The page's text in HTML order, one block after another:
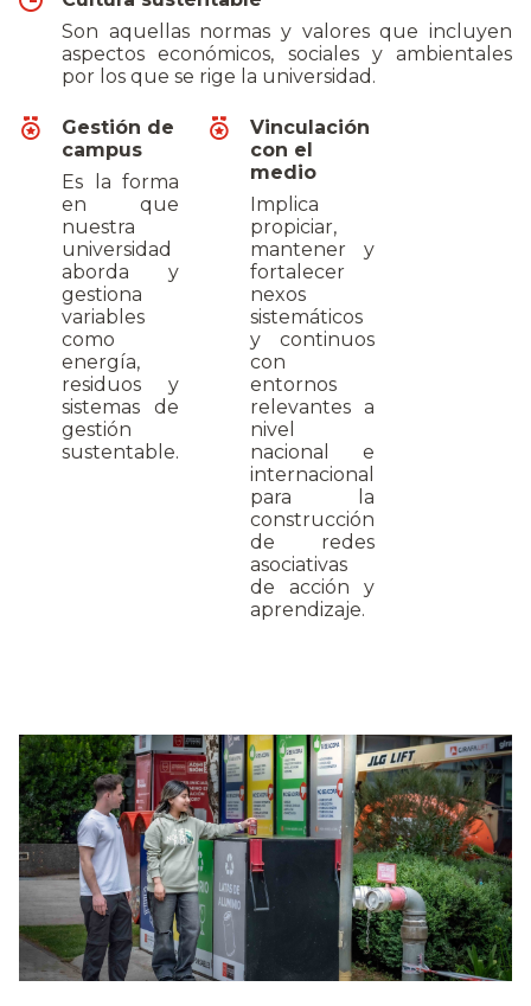
Son aquellas normas y valores que incluyen
aspectos económicos, sociales y ambientales
por los que se rige la universidad.
Gestión de
campus
Es la forma
en que
nuestra
universidad
aborda y
gestiona
variables
como
energía,
residuos y
sistemas de
gestión
sustentable.
Vinculación
con el
medio
Implica
propiciar,
mantener y
fortalecer
nexos
sistemáticos
y continuos
con
entornos
relevantes a
nivel
nacional e
internacional
para la
construcción
de redes
asociativas
de acción y
aprendizaje.